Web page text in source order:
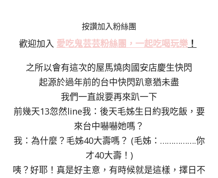
按讚加入粉絲團
歡迎加入 愛吃鬼芸芸粉絲團，一起吃喝玩樂 ！
之所以會有這次的屋馬燒肉國安店慶生快閃
起源於過年前的台中快閃趴意猶未盡
我們一直說要再來趴一下
前幾天13忽然line我：後天毛姊生日約我吃飯，要
來台中嚇嚇她嗎？
我：為什麼？毛姊40大壽嗎？ (毛姊：…………….你
才40大壽！)
咦？好耶！真是好主意，有時候就是這樣，擇日不